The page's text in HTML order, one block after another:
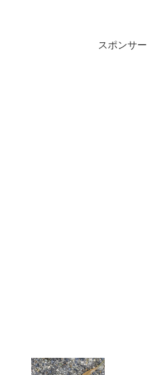
スポンサ